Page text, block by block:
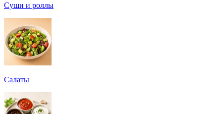
Суши и роллы
Салаты